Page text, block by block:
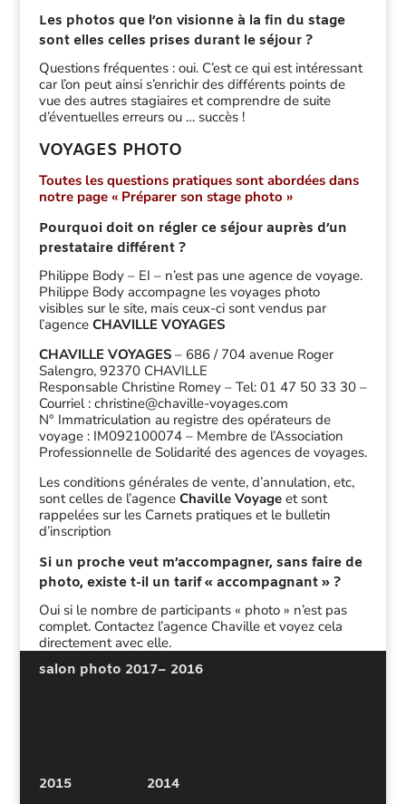
Les photos que l’on visionne à la fin du stage
sont elles celles prises durant le séjour ?
Questions fréquentes : oui. C’est ce qui est intéressant
car l’on peut ainsi s’enrichir des différents points de
vue des autres stagiaires et comprendre de suite
d’éventuelles erreurs ou … succès !
VOYAGES PHOTO
Toutes les questions pratiques sont abordées dans
notre page « Préparer son stage photo »
Pourquoi doit on régler ce séjour auprès d’un
prestataire différent ?
Philippe Body – EI – n’est pas une agence de voyage.
Philippe Body accompagne les voyages photo
visibles sur le site, mais ceux-ci sont vendus par
l’agence CHAVILLE VOYAGES
CHAVILLE VOYAGES– 686 / 704 avenue Roger
Salengro, 92370 CHAVILLE
Responsable Christine Romey – Tel: 01 47 50 33 30 –
Courriel : christine@chaville-voyages.com
N° Immatriculation au registre des opérateurs de
voyage : IM092100074 – Membre de l’Association
Professionnelle de Solidarité des agences de voyages.
Les conditions générales de vente, d’annulation, etc,
sont celles de l’agenceChaville Voyageet sont
rappelées sur les Carnets pratiques et le bulletin
d’inscription
Si un proche veut m’accompagner, sans faire de
photo, existe t-il un tarif « accompagnant » ?
Oui si le nombre de participants « photo » n’est pas
complet. Contactez l’agence Chaville et voyez cela
directement avec elle.
salon photo 2017– 2016
2015 2014